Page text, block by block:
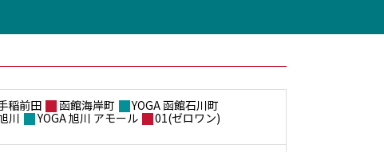
稲前田 函館海岸町
YOGA 函館石川町
川 YOGA 旭川 アモール
01(ゼロワン)